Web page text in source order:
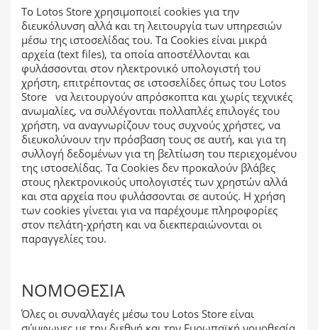
Το Lotos Store χρησιμοποιεί cookies για την
διευκόλυνση αλλά και τη λειτουργία των υπηρεσιών
μέσω της ιστοσελίδας του. Τα Cookies είναι μικρά
αρχεία (text files), τα οποία αποστέλλονται και
φυλάσσονται στον ηλεκτρονικό υπολογιστή του
χρήστη, επιτρέποντας σε ιστοσελίδες όπως του Lotos
Store να λειτουργούν απρόσκοπτα και χωρίς τεχνικές
ανωμαλίες, να συλλέγονται πολλαπλές επιλογές του
χρήστη, να αναγνωρίζουν τους συχνούς χρήστες, να
διευκολύνουν την πρόσβαση τους σε αυτή, και για τη
συλλογή δεδομένων για τη βελτίωση του περιεχομένου
της ιστοσελίδας. Τα Cookies δεν προκαλούν βλάβες
στους ηλεκτρονικούς υπολογιστές των χρηστών αλλά
και στα αρχεία που φυλάσσονται σε αυτούς. Η χρήση
των cookies γίνεται για να παρέχουμε πληροφορίες
στον πελάτη-χρήστη και να διεκπεραιώνονται οι
παραγγελίες του.
ΝΟΜΟΘΕΣΊΑ
Όλες οι συναλλαγές μέσω του Lotos Store είναι